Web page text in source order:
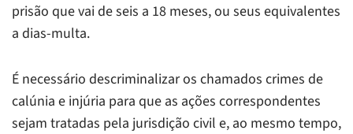
prisão que vai de seis a 18 meses, ou seus equivalentes
a dias-multa.
É necessário descriminalizar os chamados crimes de
calúnia e injúria para que as ações correspondentes
sejam tratadas pela jurisdição civil e, ao mesmo tempo,